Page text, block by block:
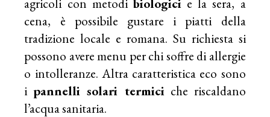
cena, è possibile gustare i piatti della
tradizione locale e romana. Su richiesta si
possono avere menu per chi soffre di allergie
o intolleranze. Altra caratteristica eco sono
i pannelli solari termiciche riscaldano
l’acqua sanitaria.